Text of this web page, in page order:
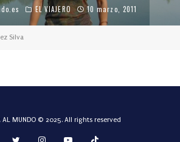
EL VIAJERO 10 marzo, 2011
Silva
AL MUNDO © 2025. All rights reserved